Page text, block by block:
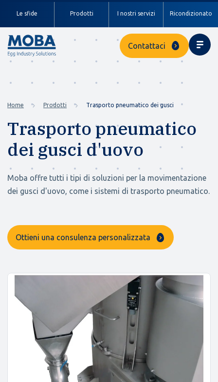
Le sfide Prodotti I nostri servizi Ricondizionato
Contattaci
Home Prodotti Trasporto pneumatico dei gusci
Trasporto pneumatico
dei gusci d'uovo
Moba offre tutti i tipi di soluzioni per la movimentazione
dei gusci d'uovo, come i sistemi di trasporto pneumatico.
Ottieni una consulenza personalizzata